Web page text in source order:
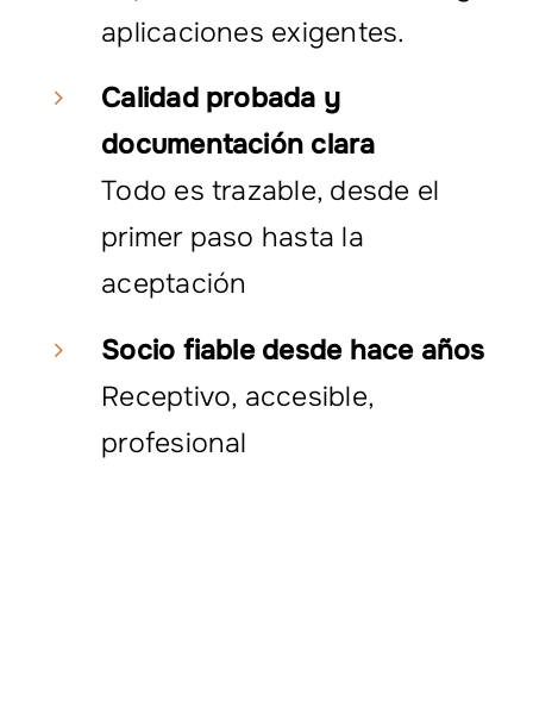
aplicaciones exigentes.
Calidad probada y
documentación clara
Todo es trazable, desde el
primer paso hasta la
aceptación
Socio fiable desde hace años
Receptivo, accesible,
profesional